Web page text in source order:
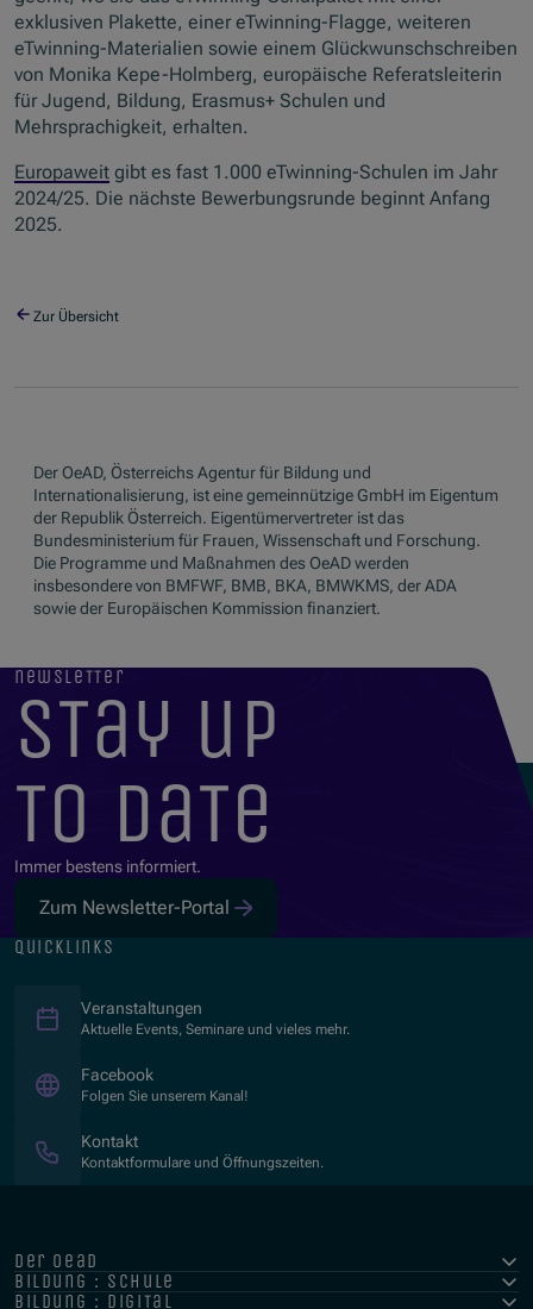
exklusiven Plakette, einer eTwinning-Flagge, weiteren
eTwinning-Materialien sowie einem Glückwunschschreiben
von Monika Kepe-Holmberg, europäische Referatsleiterin
für Jugend, Bildung, Erasmus+ Schulen und
Mehrsprachigkeit, erhalten.
Europaweit gibt es fast 1.000 eTwinning-Schulen im Jahr
2024/25. Die nächste Bewerbungsrunde beginnt Anfang
2025.
Zur Übersicht
Der OeAD, Österreichs Agentur für Bildung und
Internationalisierung, ist eine gemeinnützige GmbH im Eigentum
der Republik Österreich. Eigentümervertreter ist das
Bundesministerium für Frauen, Wissenschaft und Forschung.
Die Programme und Maßnahmen des OeAD werden
insbesondere von BMFWF, BMB, BKA, BMWKMS, der ADA
sowie der Europäischen Kommission finanziert.
newsletter
stay up
to date
Immer bestens informiert.
Zum Newsletter-Portal
quicklinks
Veranstaltungen
Aktuelle Events, Seminare und vieles mehr.
Facebook(Öffnet in neuem Fenster)
Folgen Sie unserem Kanal!
Kontakt
Kontaktformulare und Öffnungszeiten.
der oead
bildung : schule
bildung : digital